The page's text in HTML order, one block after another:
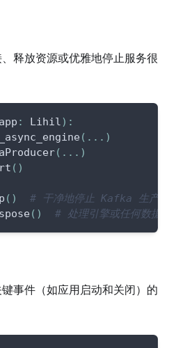
释放资源或优雅地停止服务很
app : Lihil) :
( . . . )
( . . . )
( )
( )
# 干净地停止 Kafka 生产者
( ) # 处理引擎或任何数据
事件（如应用启动和关闭）的